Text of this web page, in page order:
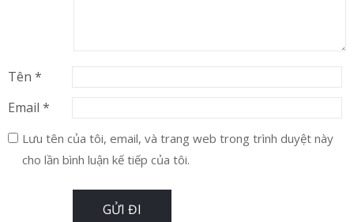
Tên *
Email *
Lưu tên của tôi, email, và trang web trong trình duyệt này
cho lần bình luận kế tiếp của tôi.